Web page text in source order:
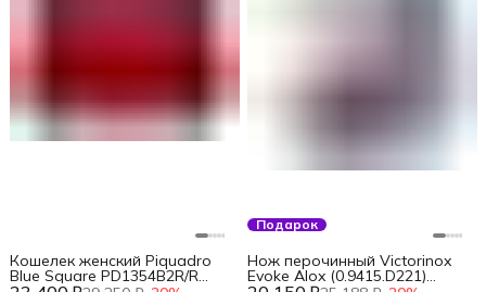
Кошелек женский Piquadro
Blue Square PD1354B2R/R
Подарок
Нож перочинный Victorinox
Evoke Alox (0.9415.D221)